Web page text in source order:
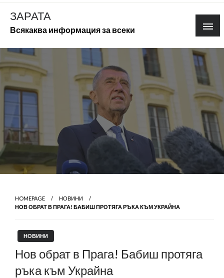
Skip
content
ЗАРАТА
Всякаква информация за всеки
HOMEPAGE
НОВИНИ
НОВ ОБРАТ В ПРАГА! БАБИШ ПРОТЯГА РЪКА КЪМ УКРАЙНА
НОВИНИ
Нов обрат в Прага! Бабиш протяга
ръка към Украйна